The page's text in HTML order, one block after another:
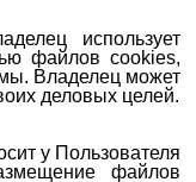
использует
файлов cookies,
Владелец может
деловых целей.
у Пользователя
файлов